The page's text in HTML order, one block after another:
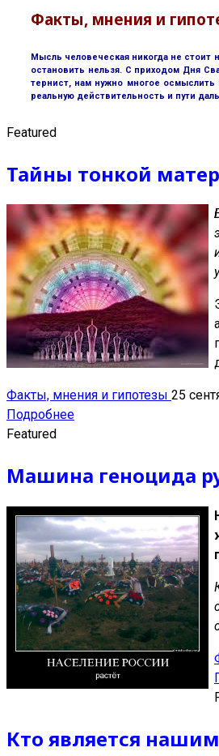
Факты, мнения и
Мысль человеческая никогда не
остановить нельзя. С приходом Дня
тернист, нам нужно многое
реальную действительность и пути
Featured
Тайны тонкой
Факты, мнения и гипотезы 25
Подробнее
Featured
Машина геноцида
Кто является